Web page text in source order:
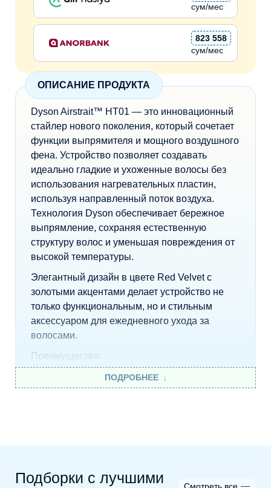
сум/мес
823 558
сум/мес
ОПИСАНИЕ ПРОДУКТА
Dyson Airstrait™ HT01 — это инновационный
стайлер нового поколения, который сочетает
функции выпрямителя и мощного воздушного
фена. Устройство позволяет создавать
идеально гладкие и ухоженные волосы без
использования нагревательных пластин,
используя направленный поток воздуха.
Технология Dyson обеспечивает бережное
выпрямление, сохраняя естественную
структуру волос и уменьшая повреждения от
высокой температуры.
Элегантный дизайн в цвете Red Velvet с
золотыми акцентами делает устройство не
только функциональным, но и стильным
аксессуаром для ежедневного ухода за
волосами.
Преимущества:
* Выпрямление волос с помощью мощного
воздушного потока без нагревательных
и дополнительного ухода.
ПОДРОБНЕЕ
Подборки с лучшими